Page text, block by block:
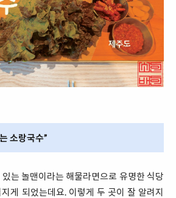
소랑국수”
는 놀맨이라는 해물라면으로 유명한 식당
게 되었는데요. 이렇게 두 곳이 잘 알려지